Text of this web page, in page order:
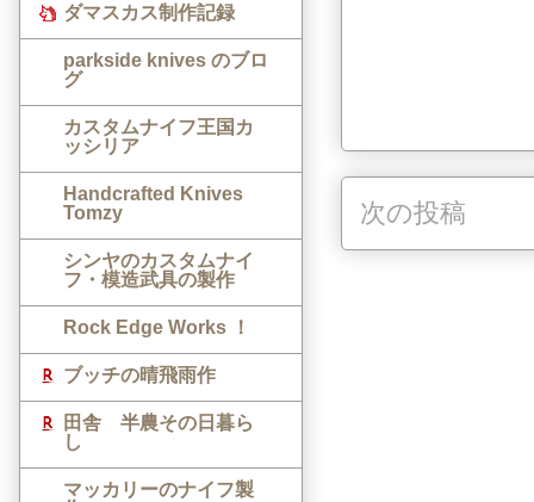
次の投稿
ダマスカス制作記録
parkside knives のブロ
グ
カスタムナイフ王国カ
ッシリア
Handcrafted Knives
Tomzy
シンヤのカスタムナイ
フ・模造武具の製作
Rock Edge Works ！
ブッチの晴飛雨作
田舎 半農その日暮ら
し
マッカリーのナイフ製